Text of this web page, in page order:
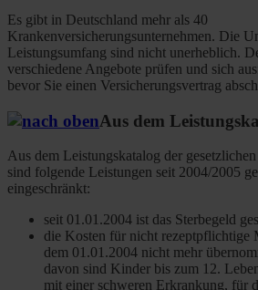
Es gibt in Deutschland mehr als 40
Krankenversicherungsunternehmen. Die
Leistungsumfang sind nicht unerheblich.
verschiedene Angebote prüfen und sich
bevor Sie einen Versicherungsvertrag
Aus dem
Aus dem Leistungskatalog der
sind folgende Leistungen seit 2004/2005
eingeschränkt:
seit 01.01.2004 ist das Sterbegeld
die Kosten für nicht rezeptpflichtige
dem 01.01.2004 nicht mehr
davon sind Kinder bis zum 12.
mit einer schweren Erkrankung, für